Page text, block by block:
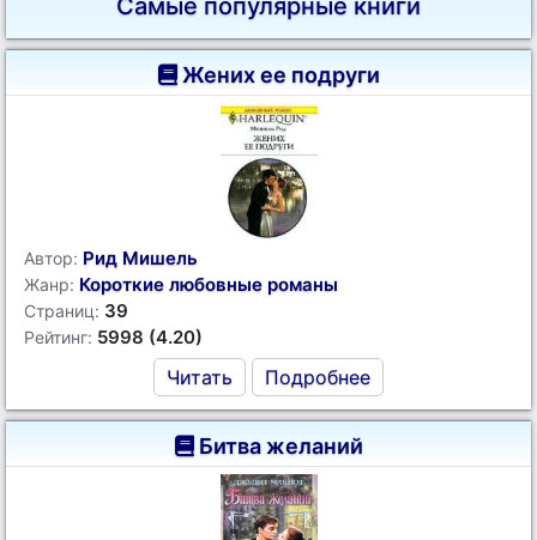
Самые популярные книги
Жених ее подруги
Автор: Рид Мишель
Жанр: Короткие любовные романы
Страниц: 39
Рейтинг: 5998 (4.20)
Читать Подробнее
Битва желаний